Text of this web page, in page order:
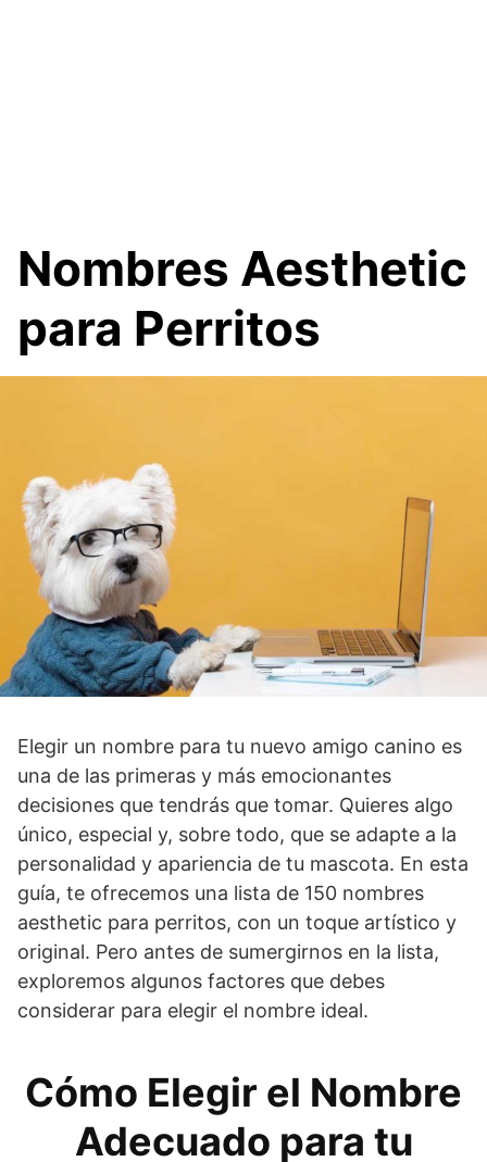
Nombres Aesthetic
para Perritos
Elegir un nombre para tu nuevo amigo canino es
una de las primeras y más emocionantes
decisiones que tendrás que tomar. Quieres algo
único, especial y, sobre todo, que se adapte a la
personalidad y apariencia de tu mascota. En esta
guía, te ofrecemos una lista de 150 nombres
aesthetic para perritos, con un toque artístico y
original. Pero antes de sumergirnos en la lista,
exploremos algunos factores que debes
considerar para elegir el nombre ideal.
Cómo Elegir el Nombre
Adecuado para tu